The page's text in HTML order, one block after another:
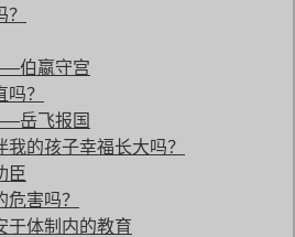
伯嬴守宫
？
岳飞报国
的孩子幸福长大吗？
臣
害吗？
于体制内的教育